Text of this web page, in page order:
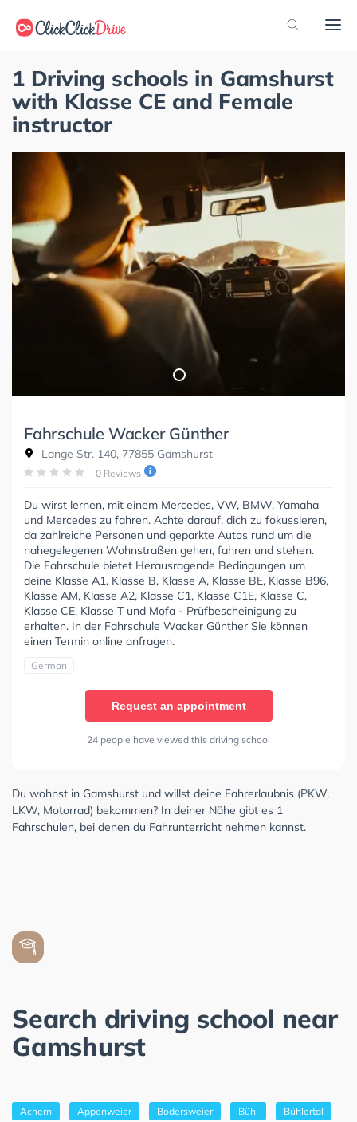
1 Driving schools in Gamshurst
with Klasse CE and Female
instructor
Fahrschule Wacker Günther
Lange Str. 140, 77855 Gamshurst
0 Reviews
Du wirst lernen, mit einem Mercedes, VW, BMW, Yamaha
und Mercedes zu fahren. Achte darauf, dich zu fokussieren,
da zahlreiche Personen und geparkte Autos rund um die
nahegelegenen Wohnstraßen gehen, fahren und stehen.
Die Fahrschule bietet Herausragende Bedingungen um
deine Klasse A1, Klasse B, Klasse A, Klasse BE, Klasse B96,
Klasse AM, Klasse A2, Klasse C1, Klasse C1E, Klasse C,
Klasse CE, Klasse T und Mofa - Prüfbescheinigung zu
erhalten. In der Fahrschule Wacker Günther Sie können
einen Termin online anfragen.
German
Request an appointment
24 people have viewed this driving school
Du wohnst in Gamshurst und willst deine Fahrerlaubnis (PKW,
LKW, Motorrad) bekommen? In deiner Nähe gibt es 1
Fahrschulen, bei denen du Fahrunterricht nehmen kannst.
Search driving school near
Gamshurst
Achern Appenweier Bodersweier Bühl Bühlertal